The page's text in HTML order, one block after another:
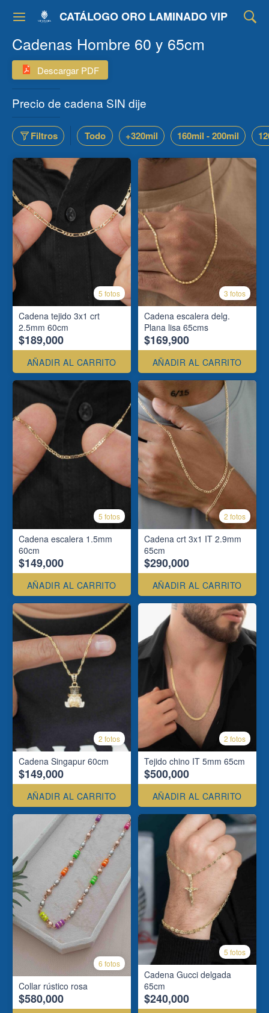
CATÁLOGO ORO LAMINADO VIP
Cadenas Hombre 60 y 65cm
Descargar PDF
Precio de cadena SIN dije
Filtros Todo +320mil 160mil - 200mil
5 fotos
Cadena tejido 3x1 crt
2.5mm 60cm
$189,000
AÑADIR AL CARRITO
3 fotos
Cadena escalera delg.
Plana lisa 65cms
$169,900
AÑADIR AL CARRITO
5 fotos
Cadena escalera 1.5mm
60cm
$149,000
AÑADIR AL CARRITO
2 fotos
Cadena crt 3x1 IT 2.9mm
65cm
$290,000
AÑADIR AL CARRITO
2 fotos
Cadena Singapur 60cm
$149,000
AÑADIR AL CARRITO
2 fotos
Tejido chino IT 5mm 65cm
$500,000
AÑADIR AL CARRITO
6 fotos
Collar rústico rosa
$580,000
5 fotos
Cadena Gucci delgada
65cm
$240,000